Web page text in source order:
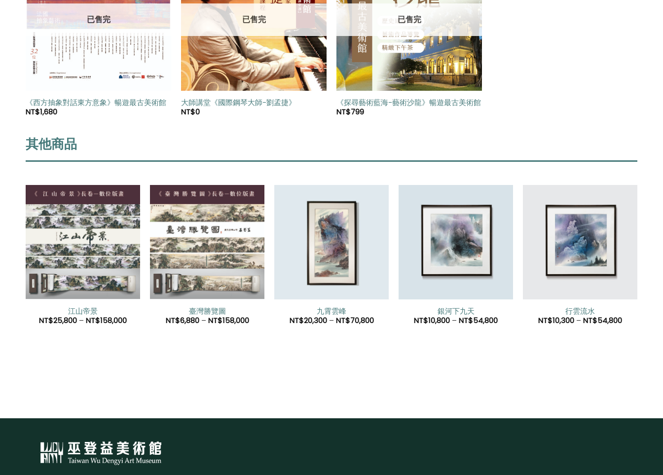
望清
單」
已售完
《西方抽象對話東方意象》暢遊最古美術館
NT$1,680
望清
單」
已售完
大師講堂《國際鋼琴大師-劉孟捷》
NT$0
望清
已售完
《探尋藝術藍海-藝術沙龍》暢遊最古美術館
NT$799
其他商品
「願
望清
單」
江山帝景
NT$25,800 – NT$158,000
加入
「願
望清
單」
臺灣勝覽圖
NT$6,880– NT$158,000
九霄雲峰
NT$20,300– NT$70,800
銀河下九天
NT$10,800 – NT$54,800
行雲流水
NT$10,300 – NT$54,800